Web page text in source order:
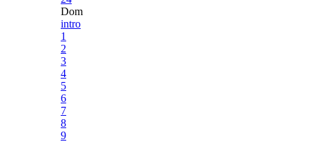
Dom
intro
1
2
3
4
5
6
7
8
9